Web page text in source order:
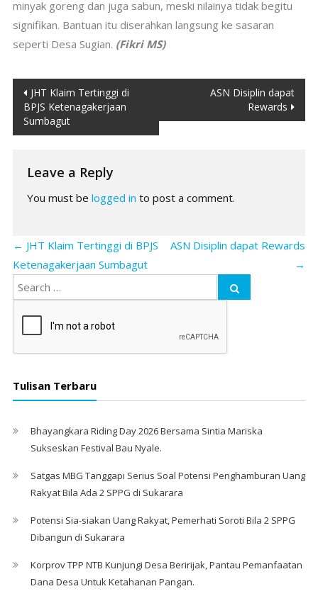
minyak goreng dan juga sabun, meski nilainya tidak begitu
signifikan. Bantuan itu diserahkan langsung ke sasaran
seperti Desa Sugian. (Fikri MS)
Post
navigation
JHT Klaim Tertinggi di
BPJS Ketenagakerjaan
Sumbagut
ASN Disiplin dapat
Rewards
Leave a Reply
You must be logged in to post a comment.
← JHT Klaim Tertinggi di BPJS
Ketenagakerjaan Sumbagut
ASN Disiplin dapat Rewards
→
Tulisan Terbaru
Bhayangkara Riding Day 2026 Bersama Sintia Mariska
Sukseskan Festival Bau Nyale. ‎
Satgas MBG Tanggapi Serius Soal Potensi Penghamburan Uang
Rakyat Bila Ada 2 SPPG di Sukarara
Potensi Sia-siakan Uang Rakyat, Pemerhati Soroti Bila 2 SPPG
Dibangun di Sukarara
Korprov TPP NTB Kunjungi Desa Beririjak, Pantau Pemanfaatan
Dana Desa Untuk Ketahanan Pangan.